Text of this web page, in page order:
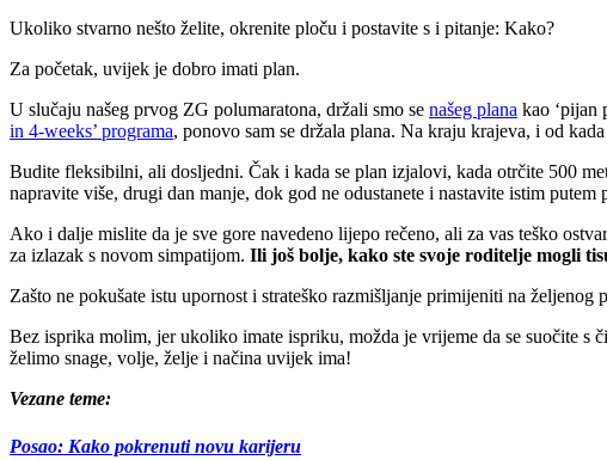
Ukoliko stvarno nešto želite, okrenite ploču i postavite s i pitanje: Kako?
Za početak, uvijek je dobro imati plan.
U slučaju našeg prvog ZG polumaratona, držali smo se našeg plana kao ‘pijan
in 4-weeks’ programa, ponovo sam se držala plana. Na kraju krajeva, i od
Budite fleksibilni, ali dosljedni. Čak i kada se plan izjalovi, kada otrčite 500
napravite više, drugi dan manje, dok god ne odustanete i nastavite istim putem
Ako i dalje mislite da je sve gore navedeno lijepo rečeno, ali za vas teško
za izlazak s novom simpatijom. Ili još bolje, kako ste svoje roditelje mogli
Zašto ne pokušate istu upornost i strateško razmišljanje primijeniti na
Bez isprika molim, jer ukoliko imate ispriku, možda je vrijeme da se suočite s
želimo snage, volje, želje i načina uvijek ima!
Vezane teme:
Posao: Kako pokrenuti novu karijeru